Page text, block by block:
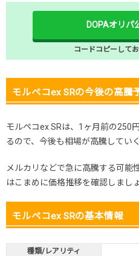
DOPAオリパ
コードコピーして
モルペコex SRの今後の高騰
モルペコex SRは、1ヶ月前の250
るので、今後も相場が高騰してい
メルカリなどで急に高騰する可能
はこまめに価格推移を確認しましょ
モルペコex SRの基本情報
種類/レアリティ